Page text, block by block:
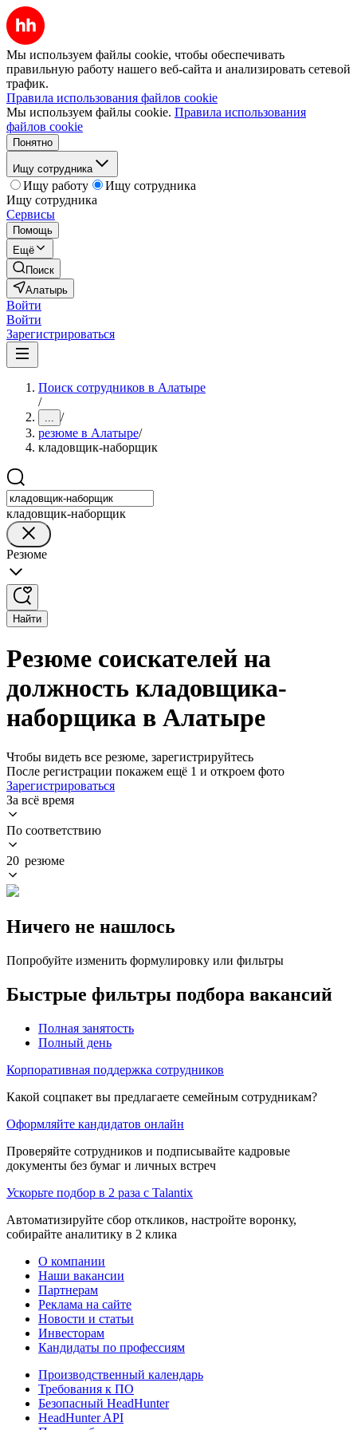
Мы используем файлы cookie, чтобы обеспечивать
правильную работу нашего веб-сайта и анализировать сетевой
трафик.
Правила использования файлов cookie
Мы используем файлы cookie. Правила использования
файлов cookie
Понятно
Ищу сотрудника
Ищу работу
Ищу сотрудника
Ищу сотрудника
Сервисы
Помощь
Ещё
Поиск
Алатырь
Войти
Войти
Зарегистрироваться
Поиск сотрудников в Алатыре
/
... /
резюме в Алатыре/
кладовщик-наборщик
кладовщик-наборщик
Резюме
Найти
Резюме соискателей на
должность кладовщика-
наборщика в Алатыре
Чтобы видеть все резюме, зарегистрируйтесь
После регистрации покажем ещё 1 и откроем фото
Зарегистрироваться
За всё время
По соответствию
20 резюме
Ничего не нашлось
Попробуйте изменить формулировку или фильтры
Быстрые фильтры подбора вакансий
Полная занятость
Полный день
Корпоративная поддержка сотрудников
Какой соцпакет вы предлагаете семейным сотрудникам?
Оформляйте кандидатов онлайн
Проверяйте сотрудников и подписывайте кадровые
документы без бумаг и личных встреч
Ускорьте подбор в 2 раза с Talantix
Автоматизируйте сбор откликов, настройте воронку,
собирайте аналитику в 2 клика
О компании
Наши вакансии
Партнерам
Реклама на сайте
Новости и статьи
Инвесторам
Кандидаты по профессиям
Производственный календарь
Требования к ПО
Безопасный HeadHunter
HeadHunter API